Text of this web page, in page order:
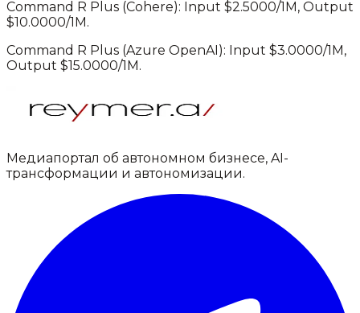
Command R Plus (Cohere): Input $2.5000/1M, Output
$10.0000/1M.
Command R Plus (Azure OpenAI): Input $3.0000/1M,
Output $15.0000/1M.
Медиапортал об автономном бизнесе, AI-
трансформации и автономизации.